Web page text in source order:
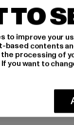
TO
to improve your
based contents
processing of
you want to